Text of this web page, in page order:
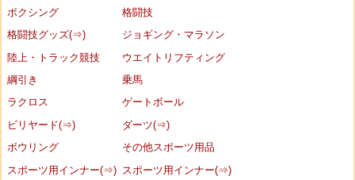
ボクシング
格闘技
格闘技グッズ(⇒)
ジョギング・マラソン
陸上・トラック競技
ウエイトリフティング
綱引き
乗馬
ラクロス
ゲートボール
ビリヤード(⇒)
ダーツ(⇒)
ボウリング
その他スポーツ用品
スポーツ用インナー(⇒)
スポーツ用インナー(⇒)